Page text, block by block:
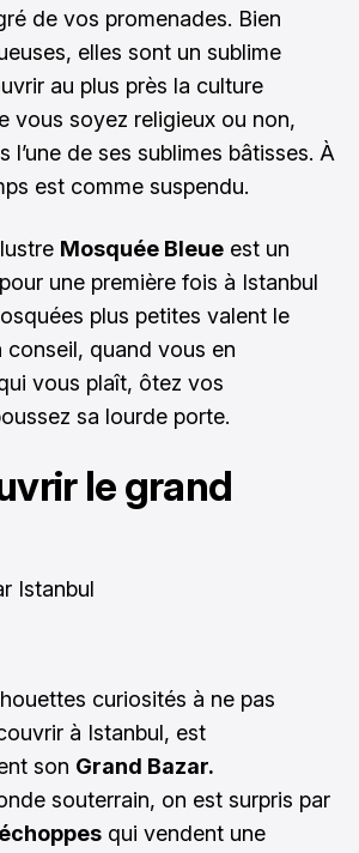
de vos promenades. Bien
elles sont un sublime
au plus près la culture
vous soyez religieux ou non,
l’une de ses sublimes bâtisses. À
est comme suspendu.
Mosquée Bleue est un
une première fois à Istanbul
plus petites valent le
conseil, quand vous en
vous plaît, ôtez vos
sa lourde porte.
le grand
curiosités à ne pas
à Istanbul, est
son Grand Bazar.
souterrain, on est surpris par
qui vendent une